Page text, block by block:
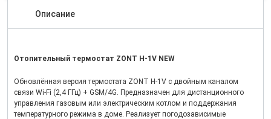
Описание
Отопительный термостат ZONT H-1V NEW
Обновлённая версия термостата ZONT H-1V с двойным каналом
связи Wi-Fi (2,4 ГГц) + GSM/4G. Предназначен для дистанционного
управления газовым или электрическим котлом и поддержания
температурного режима в доме. Реализует погодозависимые